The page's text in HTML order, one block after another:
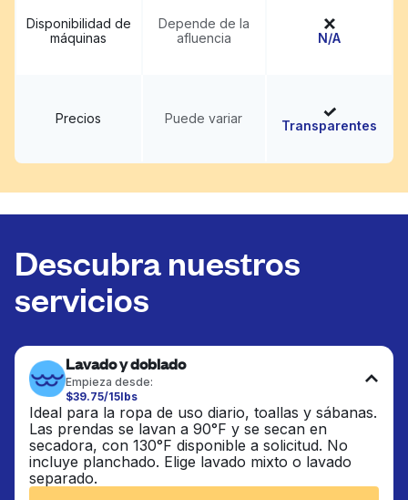
Disponibilidad de
máquinas
Depende de la
afluencia
N/A
Precios Puede variar Transparentes
Descubra nuestros
servicios
Lavado y doblado
Empieza desde:
$39.75/15lbs
Ideal para la ropa de uso diario, toallas y sábanas.
Las prendas se lavan a 90°F y se secan en
secadora, con 130°F disponible a solicitud. No
incluye planchado. Elige lavado mixto o lavado
separado.